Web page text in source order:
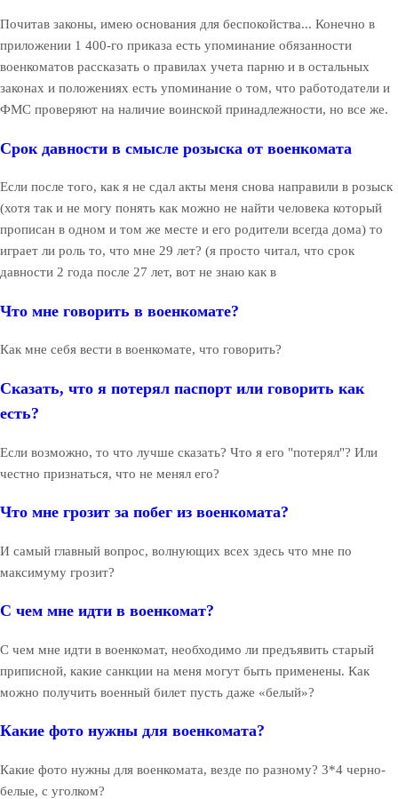
Почитав законы, имею основания для беспокойства... Конечно в
приложении 1 400-го приказа есть упоминание обязанности
военкоматов рассказать о правилах учета парню и в остальных
законах и положениях есть упоминание о том, что работодатели и
ФМС проверяют на наличие воинской принадлежности, но все же.
Срок давности в смысле розыска от военкомата
Если после того, как я не сдал акты меня снова направили в розыск
(хотя так и не могу понять как можно не найти человека который
прописан в одном и том же месте и его родители всегда дома) то
играет ли роль то, что мне 29 лет? (я просто читал, что срок
давности 2 года после 27 лет, вот не знаю как в
Что мне говорить в военкомате?
Как мне себя вести в военкомате, что говорить?
Сказать, что я потерял паспорт или говорить как
есть?
Если возможно, то что лучше сказать? Что я его "потерял"? Или
честно признаться, что не менял его?
Что мне грозит за побег из военкомата?
И самый главный вопрос, волнующих всех здесь что мне по
максимуму грозит?
С чем мне идти в военкомат?
С чем мне идти в военкомат, необходимо ли предъявить старый
приписной, какие санкции на меня могут быть применены. Как
можно получить военный билет пусть даже «белый»?
Какие фото нужны для военкомата?
Какие фото нужны для военкомата, везде по разному? 3*4 черно-
белые, с уголком?